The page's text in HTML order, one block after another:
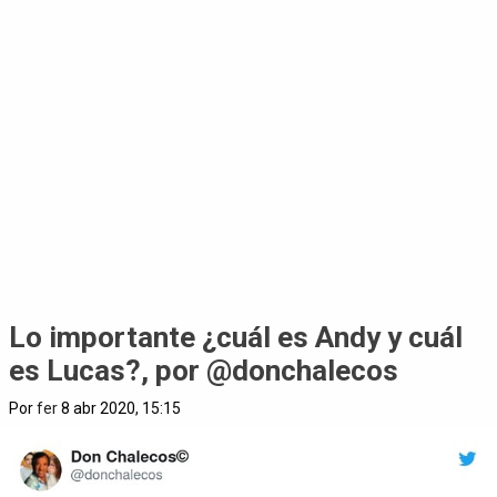
Lo importante ¿cuál es Andy y cuál
es Lucas?, por @donchalecos
Porfer8 abr 2020, 15:15